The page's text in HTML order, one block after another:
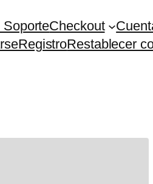
Checkout
RegistroRestablecer